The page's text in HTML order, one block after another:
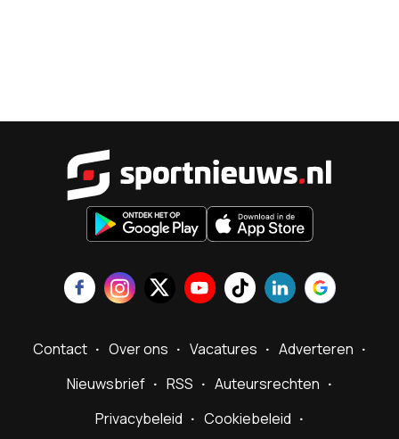
Contact Over ons Vacatures
Adverteren
Nieuwsbrief
RSS
Auteursrechten
Privacybeleid
Cookiebeleid